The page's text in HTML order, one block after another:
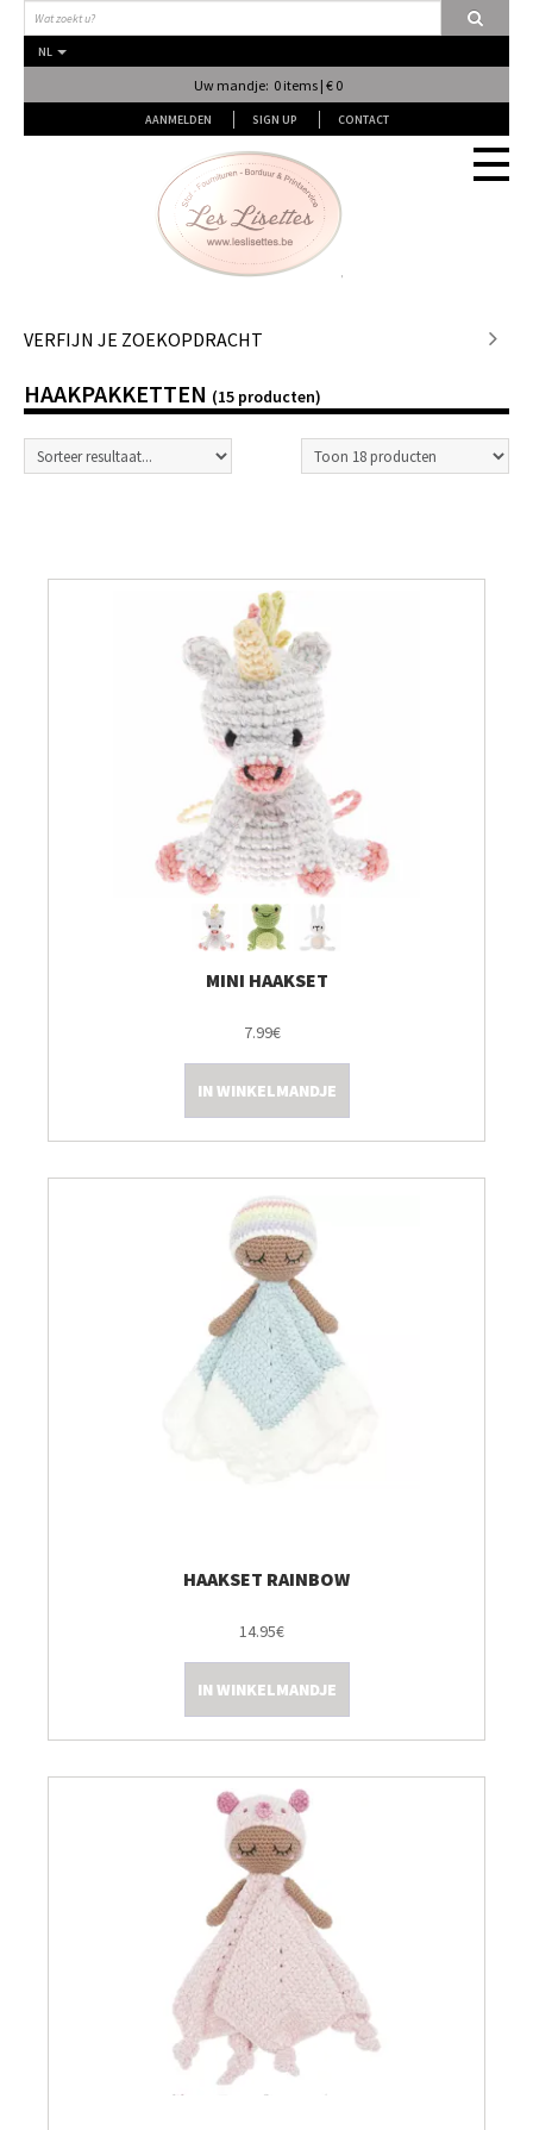
NL
Uw mandje: 0 items | € 0
AANMELDEN SIGN UP CONTACT
Fournituren
Naai & Breiatelier
Breien & Haken
Machines en Toebehoren
Tips & Tricks
VERFIJN JE ZOEKOPDRACHT
HAAKPAKKETTEN (15 producten)
MINI HAAKSET
7.99€
IN WINKELMANDJE
HAAKSET RAINBOW
14.95€
IN WINKELMANDJE